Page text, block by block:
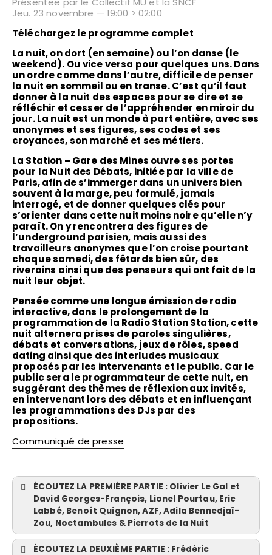
Jeu. 23 novembre — 19:00 > 02:00
Téléchargez le programme complet
La nuit, on dort (en semaine) ou l’on danse (le
weekend). Ou vice versa pour quelques uns. Dans
un ordre comme dans l’autre, difficile de penser
la nuit en sommeil ou en transe. C’est qu’il faut
donner à la nuit des espaces pour se dire et se
réfléchir et cesser de l’appréhender en miroir du
jour. La nuit est un monde à part entière, avec ses
anonymes et ses figures, ses codes et ses
croyances, son marché et ses métiers.
La Station – Gare des Mines ouvre ses portes
pour la Nuit des Débats, initiée par la ville de
Paris, afin de s’immerger dans un univers bien
souvent à la marge, peu formulé, jamais
interrogé, et de donner quelques clés pour
s’orienter dans cette nuit moins noire qu’elle n’y
paraît. On y rencontrera des figures de
l’underground parisien, mais aussi des
travailleurs anonymes que l’on croise pourtant
chaque samedi, des fêtards bien sûr, des
riverains ainsi que des penseurs qui ont fait de la
nuit leur objet.
Pensée comme une longue émission de radio
interactive, dans le prolongement de la
programmation de la Radio Station Station, cette
nuit alternera prises de paroles singulières,
débats et conversations, jeux de rôles, speed
dating ainsi que des interludes musicaux
proposés par les intervenants et le public. Car le
public sera le programmateur de cette nuit, en
suggérant des thèmes de réflexion aux invités,
en intervenant lors des débats et en influençant
les programmations des DJs par des
propositions.
Communiqué de presse
ÉCOUTEZ LA PREMIÈRE PARTIE : Olivier Le Gal et
David Georges-François, Lionel Pourtau, Eric
Labbé, Benoît Quignon, AZF, Adila Bennedjaï-
Zou, Noctambules & Pierrots de la Nuit
Introduction— Olivier Le Gal et David Georges-François
ÉCOUTEZ LA DEUXIÈME PARTIE : Frédéric